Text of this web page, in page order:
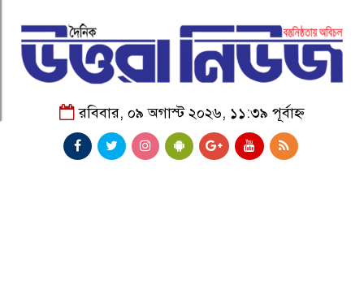
রবিবার, ০৯ অগাস্ট ২০২৬, ১১:৩৯ পূর্বাহ্ন